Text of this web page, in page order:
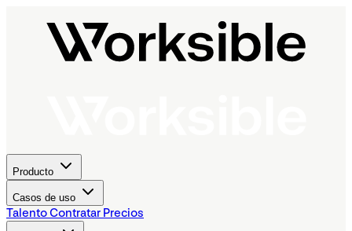
Producto
Casos de uso
TalentoContratar Precios